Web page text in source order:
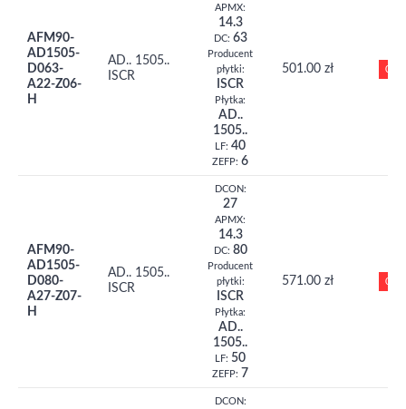
AFM90-
AD1505-
D063-
A22-Z06-
H
AD.. 1505..
ISCR
APMX:
14.3
DC: 63
Producent
płytki:
ISCR
Płytka:
AD..
1505..
LF: 40
ZEFP: 6
501.00 zł 0
AFM90-
AD1505-
D080-
A27-Z07-
H
AD.. 1505..
ISCR
DCON:
27
APMX:
14.3
DC: 80
Producent
płytki:
ISCR
Płytka:
AD..
1505..
LF: 50
ZEFP: 7
571.00 zł 0
DCON: